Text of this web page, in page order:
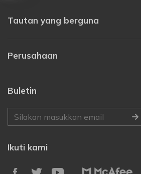
Tautan yang berguna
Perusahaan
Buletin
Ikuti kami